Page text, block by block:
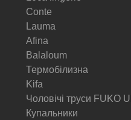
Conte
Lauma
Afina
Balaloum
Термобілизна
Kifa
Чоловічі труси FUKO
Купальники